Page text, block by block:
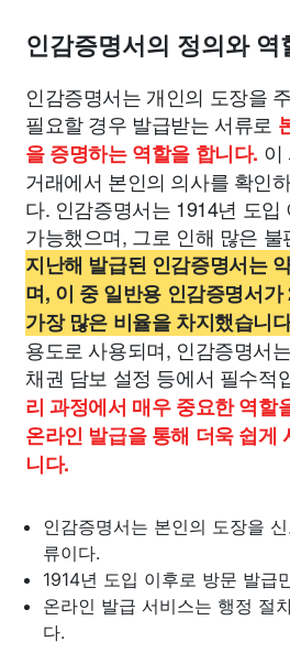
인감증명서의 정의와 역
인감증명서는 개인의 도장을
필요할 경우 발급받는 서류로
을 증명하는 역할을 합니다. 이
거래에서 본인의 의사를 확인
다. 인감증명서는 1914년 도
가능했으며, 그로 인해 많은
지난해 발급된 인감증명서는
며, 이 중 일반용 인감증명서
가장 많은 비율을 차지했습니
용도로 사용되며, 인감증명서
채권 담보 설정 등에서 필수적
리 과정에서 매우 중요한 역할
온라인 발급을 통해 더욱 쉽게
니다.
인감증명서는 본인의 도장을
류이다.
1914년 도입 이후로 방문 발급
온라인 발급 서비스는 행정 절
다.